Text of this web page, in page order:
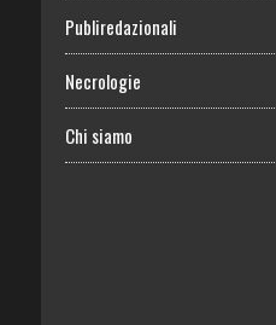
Publiredazionali
Necrologie
Chi siamo